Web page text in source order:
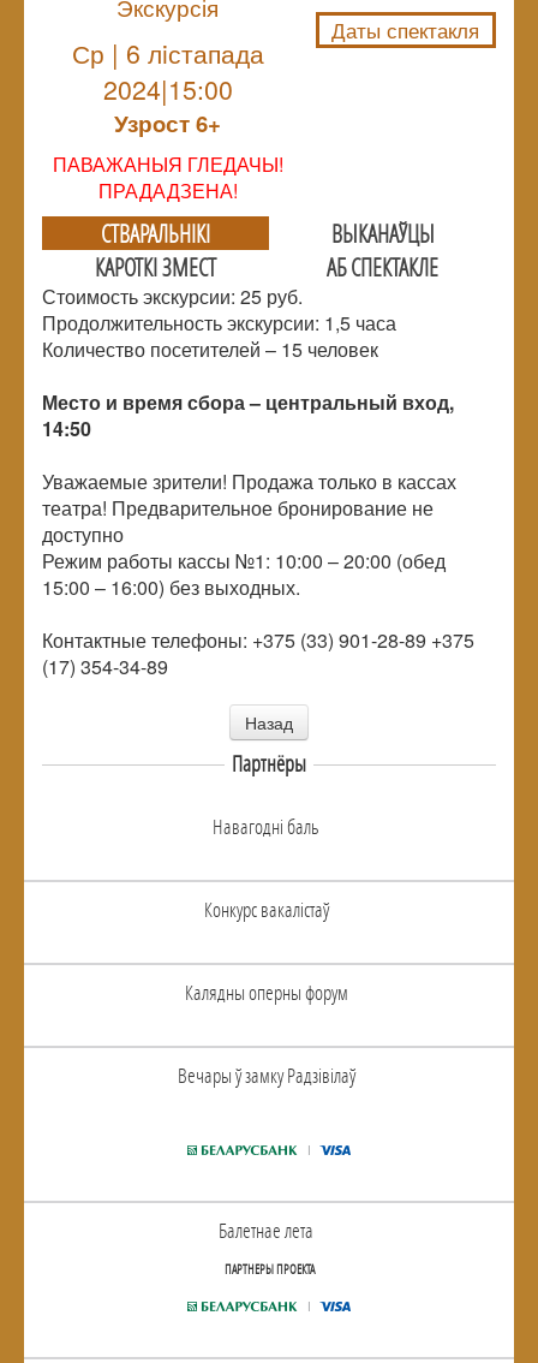
Экскурсія
Ср | 6 лiстапада
2024|15:00
Узрoст 6+
ПАВАЖАНЫЯ ГЛЕДАЧЫ!
ПРАДАДЗЕНА!
Даты спектакля
СТВАРАЛЬНIКI
ВЫКАНАЎЦЫ
КАРОТКІ ЗМЕСТ
АБ СПЕКТАКЛЕ
Стоимость экскурсии: 25 руб.
Продолжительность экскурсии: 1,5 часа
Количество посетителей – 15 человек
Место и время сбора – центральный вход,
14:50
Уважаемые зрители! Продажа только в кассах
театра! Предварительное бронирование не
доступно
Режим работы кассы №1: 10:00 – 20:00 (обед
15:00 – 16:00) без выходных.
Контактные телефоны: +375 (33) 901-28-89 +375
(17) 354-34-89
Назад
Партнёры
Навагоднi баль
Конкурс вакалiстаў
Калядны оперны форум
Вечары ў замку Радзiвiлаў
Балетнае лета
ПАРТНЕРЫ ПРОЕКТА